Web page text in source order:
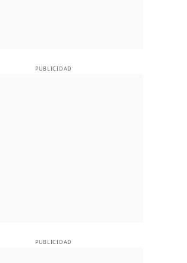
PUBLICIDAD
PUBLICIDAD